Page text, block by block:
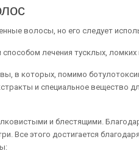
волосы, но его следует
лечения тусклых, ломких
в которых, помимо
и специальное вещество
и блестящими.
Все этого достигается